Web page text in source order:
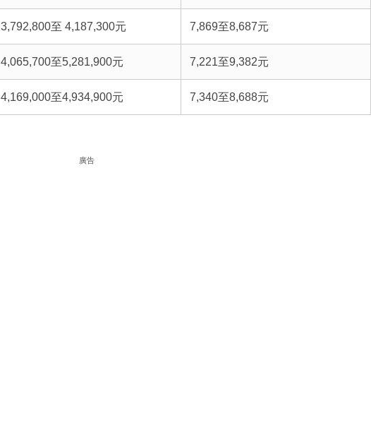
3,792,800至 4,187,300元 7,869至8,687元
4,065,700至5,281,900元 7,221至9,382元
4,169,000至4,934,900元 7,340至8,688元
廣告